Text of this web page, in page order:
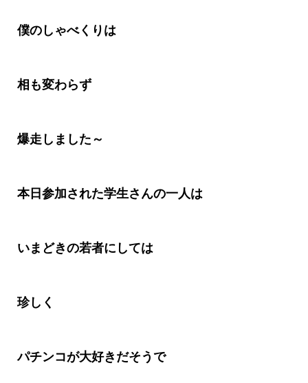
僕のしゃべくりは
相も変わらず
爆走しました～
本日参加された学生さんの一人は
いまどきの若者にしては
珍しく
パチンコが大好きだそうで